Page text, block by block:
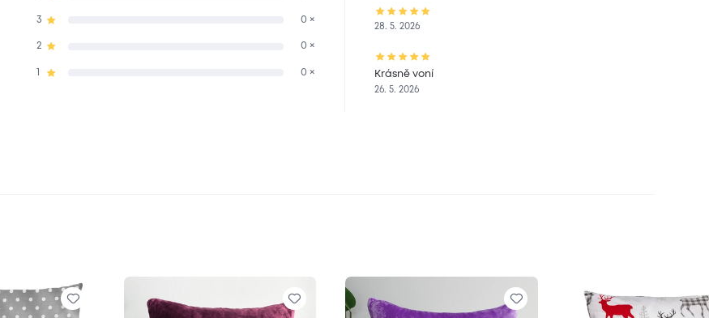
3 0 ×
2 0 ×
0 ×
28. 5. 2026
Krásně voní
26. 5. 2026